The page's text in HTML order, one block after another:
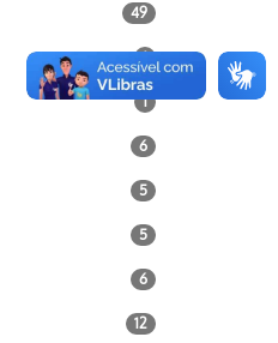
49
1
1
6
5
5
6
12